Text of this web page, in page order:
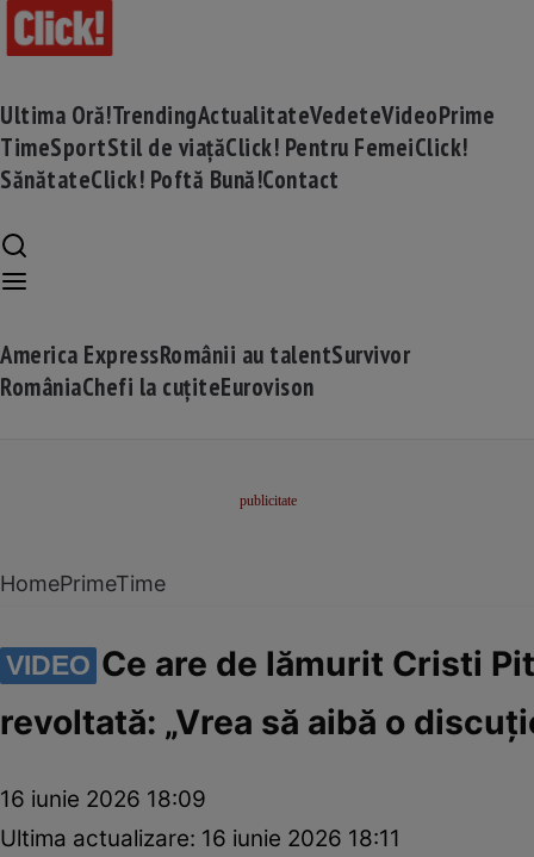
Ultima Oră!TrendingActualitateVedeteVideoPrime
TimeSportStil de viațăClick! Pentru FemeiClick!
SănătateClick! Poftă Bună!Contact
America ExpressRomânii au talentSurvivor
RomâniaChefi la cuțiteEurovison
HomePrimeTime
VIDEO Ce are de lămurit Cristi
revoltată: „Vrea să aibă o
16 iunie 2026 18:09
Ultima actualizare: 16 iunie 2026 18:11